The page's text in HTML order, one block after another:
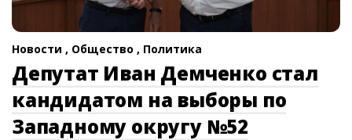
Новости , Общество , Политика
Депутат Иван Демченко стал
кандидатом на выборы по
Западному округу №52